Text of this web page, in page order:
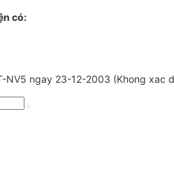
có:
NV5 ngay 23-12-2003 (Khong xac